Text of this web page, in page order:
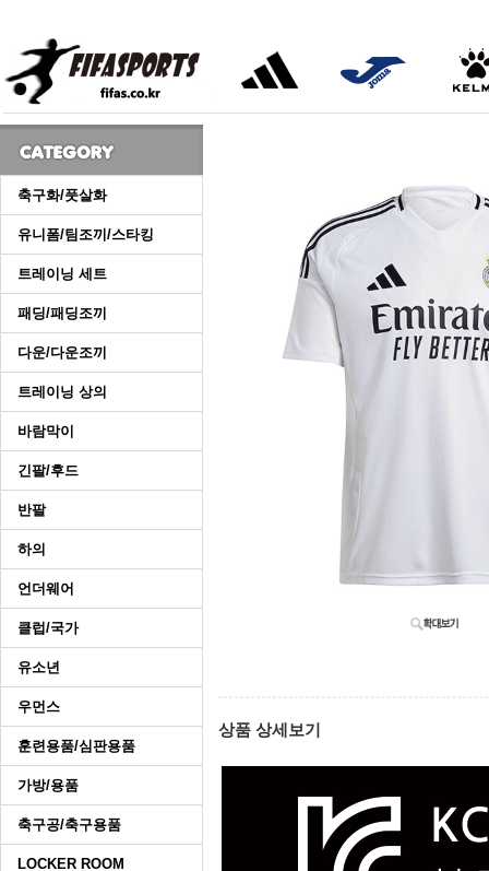
축구화/풋살화
유니폼/팀조끼/스타킹
트레이닝 세트
패딩/패딩조끼
다운/다운조끼
트레이닝 상의
바람막이
긴팔/후드
반팔
하의
언더웨어
클럽/국가
유소년
우먼스
훈련용품/심판용품
가방/용품
축구공/축구용품
LOCKER ROOM
상품 상세보기